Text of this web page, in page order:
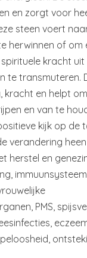
en zorgt voor
steen voert
herwinnen of om
kracht
te transmuteren.
kracht en helpt
en van te
kijk op de
verandering
herstel en
PMS,